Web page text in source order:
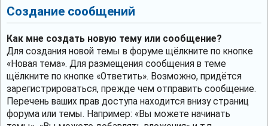
Создание сообщений
Как мне создать новую тему или сообщение?
Для создания новой темы в форуме щёлкните по кнопке
«Новая тема». Для размещения сообщения в теме
щёлкните по кнопке «Ответить». Возможно, придётся
зарегистрироваться, прежде чем отправить сообщение.
Перечень ваших прав доступа находится внизу страниц
форума или темы. Например: «Вы можете начинать